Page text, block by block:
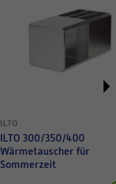
ILTO
ILTO 300/350/400
Wärmetauscher für
Sommerzeit